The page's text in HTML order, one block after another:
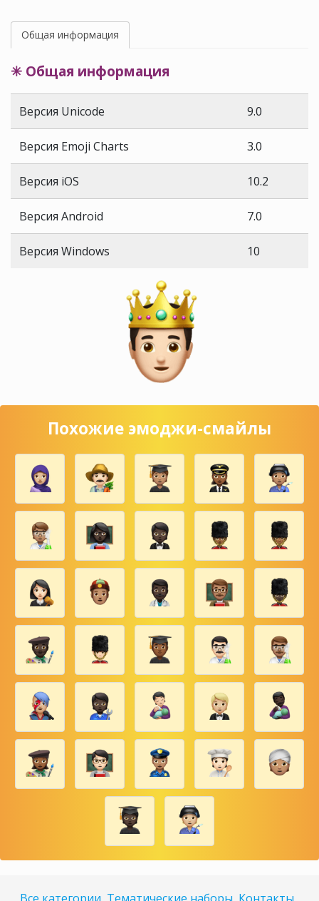
Общая информация
✳ Общая информация
Версия Unicode 9.0
Версия Emoji Charts 3.0
Версия iOS 10.2
Версия Android 7.0
Версия Windows 10
Похожие эмоджи-смайлы